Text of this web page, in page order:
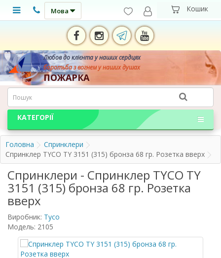
Мова
Любов до клієнта у наших сердцях
боротьба з вогнем у наших душах
ПОЖАРКА
КАТЕГОРІЇ
Головна
Спринклери
Спринклер TYCO TY 3151 (315) бронза 68 гр. Розетка вверх
Спринклери - Спринклер TYCO TY
3151 (315) бронза 68 гр. Розетка
вверх
Виробник: Tyco
Модель: 2105